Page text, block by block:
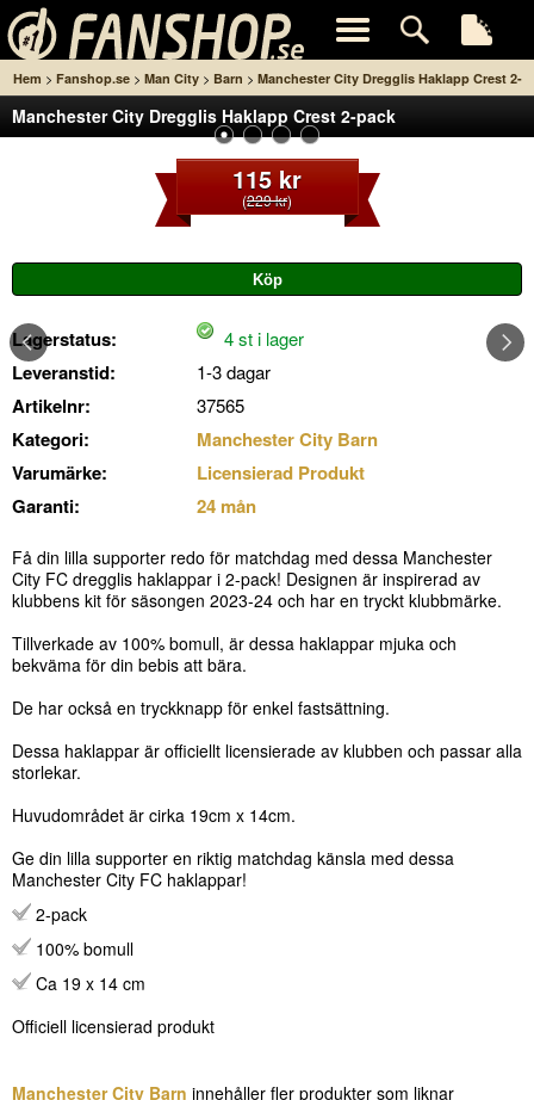
Hem > Fanshop.se > Man City > Barn > Manchester City Dregglis Haklapp Crest 2-
pack
Manchester City Dregglis Haklapp Crest 2-pack
115 kr
(229 kr)
Lagerstatus: 4 st i lager
Leveranstid: 1-3 dagar
Artikelnr: 37565
Kategori:
Manchester City Barn
Varumärke:
Licensierad Produkt
Garanti:
24 mån
Få din lilla supporter redo för matchdag med dessa Manchester
City FC dregglis haklappar i 2-pack! Designen är inspirerad av
klubbens kit för säsongen 2023-24 och har en tryckt klubbmärke.
Tillverkade av 100% bomull, är dessa haklappar mjuka och
bekväma för din bebis att bära.
De har också en tryckknapp för enkel fastsättning.
Dessa haklappar är officiellt licensierade av klubben och passar alla
storlekar.
Huvudområdet är cirka 19cm x 14cm.
Ge din lilla supporter en riktig matchdag känsla med dessa
Manchester City FC haklappar!
2-pack
100% bomull
Ca 19 x 14 cm
Officiell licensierad produkt
Manchester City Barn innehåller fler produkter som liknar